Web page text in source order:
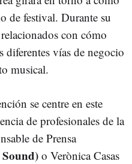
de festival. Durante su
con cómo
diferentes vías de negocio
musical.
se centre en este
de profesionales de la
de Prensa
o Verònica Casas